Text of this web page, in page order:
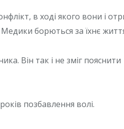
в ході якого вони і
борються за їхнє
Він так і не зміг пояснити
позбавлення волі.